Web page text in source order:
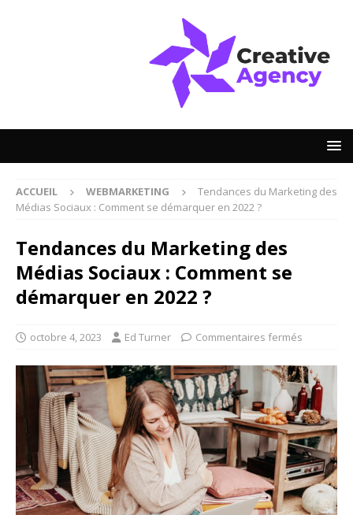
ACCUEIL WEBMARKETING
Tendances du Marketing des
Médias Sociaux : Comment se démarquer en 2022 ?
Tendances du Marketing des
Médias Sociaux : Comment se
démarquer en 2022 ?
octobre 4, 2023 Ed Turner Commentaires fermés